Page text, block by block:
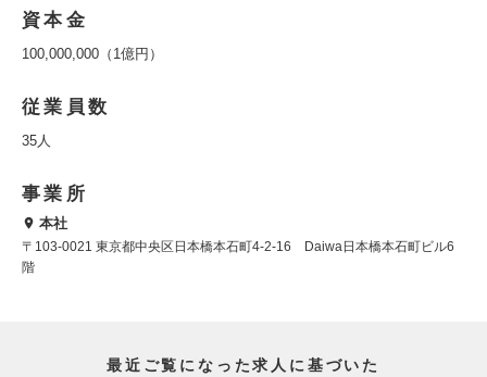
資本金
100,000,000（1億円）
従業員数
35人
事業所
本社
〒103-0021 東京都中央区日本橋本石町4-2-16 Daiwa日本橋本石町ビル6
階
最近ご覧になった求人に基づいた